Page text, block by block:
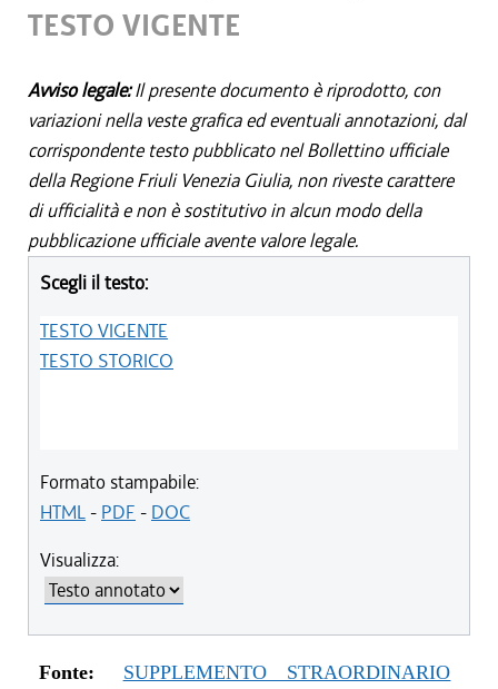
TESTO VIGENTE
Avviso legale:Il presente documento è riprodotto, con
variazioni nella veste grafica ed eventuali annotazioni, dal
corrispondente testo pubblicato nel Bollettino ufficiale
della Regione Friuli Venezia Giulia, non riveste carattere
di ufficialità e non è sostitutivo in alcun modo della
pubblicazione ufficiale avente valore legale.
Scegli il testo:
TESTO VIGENTE
TESTO STORICO
Formato stampabile:
HTML- PDF - DOC
Visualizza:
Fonte:
SUPPLEMENTO STRAORDINARIO